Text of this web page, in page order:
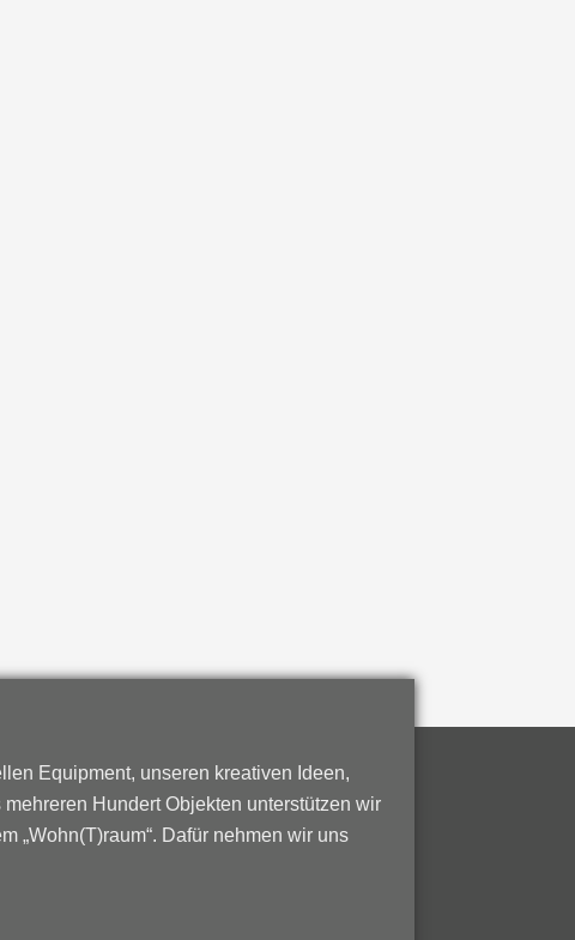
Equipment, unseren kreativen Ideen,
Hundert Objekten unterstützen wir
„Wohn(T)raum“. Dafür nehmen wir uns